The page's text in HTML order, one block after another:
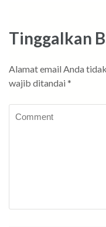
Tinggalkan
Alamat email Anda
wajib ditandai *